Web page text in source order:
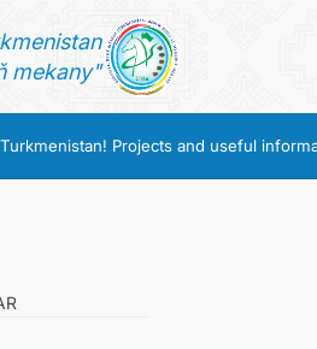
mekany"
Projects and useful